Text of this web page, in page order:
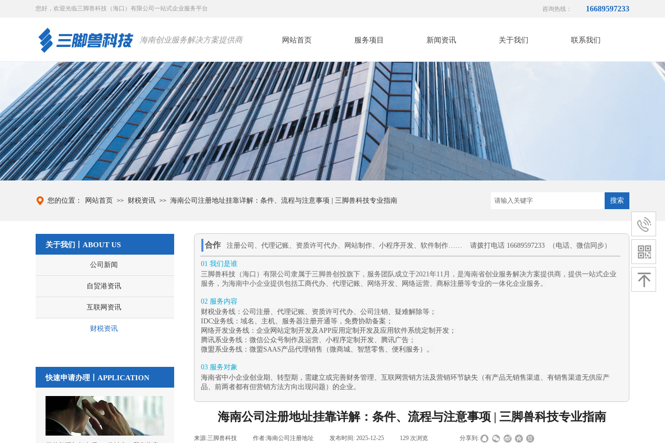
海南创业服务解决方案提供商 网站首页 服务项目 新闻资讯 关于我们 联系我们
咨询热线： 16689597233
您好， 欢迎光临三脚兽科技（海口）有限公司一站式企业服务平台
网站首页 >> 财税资讯 >> 海南公司注册地址挂靠详解：条件、流程与注意事项 | 三脚兽科技专业指南 搜索
您的位置：
合作 注册公司 、 代理记账、 资质许可代办、 网站制作、 小程序开发、 软件制作…… 请拨打电话 16689597233 （电话、微信同步）
01 我们是谁
三脚兽科技 （海口）有限公司隶属于三脚兽创投旗下，服务团队成立于2021年11月，是海南省创业服务解决方案提供商，提供一站式企业
服务，为海南中小企业提供包括工商代办、 代理记账 、网络开发、 网络运营、 商标注册等专业的一体化企业服务。
02 服务内容
财税业务线： 公司注册、 代理记账、 资质许可代办、 公司注销、 疑难解除等；
IDC业务线 ： 域名、主机、服务器注册开通等，免费协助备案；
网络开发业务线： 企业 网站定制开发及APP应用定制开发及应用软件系统定制 开发 ；
腾讯系业务线： 微信公众号制作及运营、 小程序定制开发、腾讯广告 ；
微盟系业务线： 微盟SAAS产品代理销售（微商城、 智慧零售 、 便利服务 ）。
03 服务对象
海南省中小企业创业期、转型期，需建立或完善财务管理、互联网营销方法及营销环节缺失（有产品无销售渠道、有销售渠道无供应产
品、前两者都有但营销方法方向出现问题）的企业。
关于我们丨ABOUT US
公司新闻
自贸港资讯
互联网资讯
财税资讯
快速申请办理丨 APPLICATION
海南公司注册地址挂靠详解：条件、流程与注意事项 | 三脚兽科技专业指南
来源:三脚兽科技 作者:海南公司注册地址 发布时间: 2025-12-25 129 次浏览 分享到: